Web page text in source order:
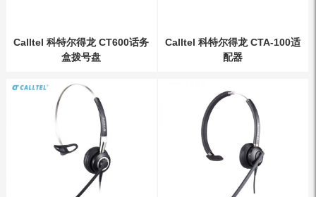
Calltel 科特尔得龙 CT600话务
盒拨号盘
Calltel 科特尔得龙 CTA-100适
配器